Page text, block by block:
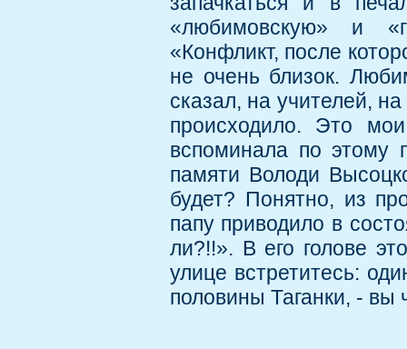
«любимовскую» и
«Конфликт, после
не очень близок.
сказал, на учителей,
происходило. Это
вспоминала по этому
памяти Володи
будет? Понятно, из
папу приводило в
ли?!!». В его голове
улице встретитесь:
половины Таганки, - вы